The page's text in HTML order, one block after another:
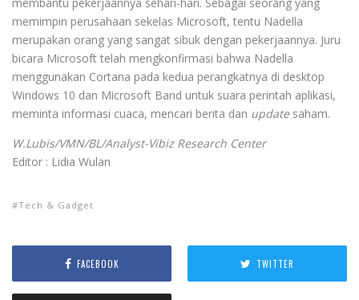
memimpin perusahaan sekelas Microsoft, tentu Nadella
merupakan orang yang sangat sibuk dengan pekerjaannya. Juru
bicara Microsoft telah mengkonfirmasi bahwa Nadella
menggunakan Cortana pada kedua perangkatnya di desktop
Windows 10 dan Microsoft Band untuk suara perintah aplikasi,
meminta informasi cuaca, mencari berita dan updatesaham.
W.Lubis/VMN/BL/Analyst-Vibiz Research Center
Editor : Lidia Wulan
Tech & Gadget
FACEBOOK TWITTER